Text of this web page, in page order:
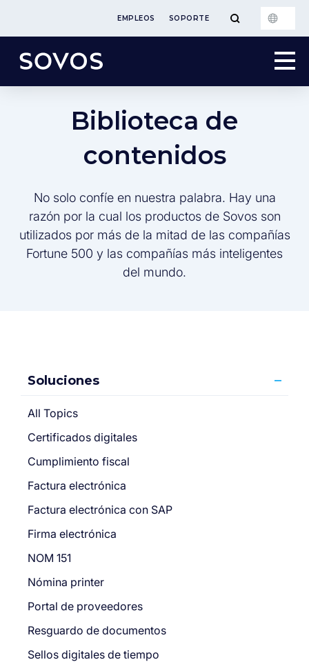
EMPLEOS SOPORTE
Biblioteca de
contenidos
No solo confíe en nuestra palabra. Hay una
razón por la cual los productos de Sovos son
utilizados por más de la mitad de las compañías
Fortune 500 y las compañías más inteligentes
del mundo.
Soluciones
All Topics
Certificados digitales
Cumplimiento fiscal
Factura electrónica
Factura electrónica con SAP
Firma electrónica
NOM 151
Nómina printer
Portal de proveedores
Resguardo de documentos
Sellos digitales de tiempo